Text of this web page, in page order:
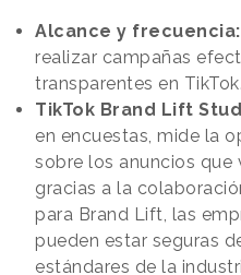
Alcance y frecuencia:
realizar campañas
transparentes en TikTok.
TikTok Brand Lift
en encuestas, mide la
sobre los anuncios que
gracias a la
para Brand Lift, las
pueden estar seguras
estándares de la